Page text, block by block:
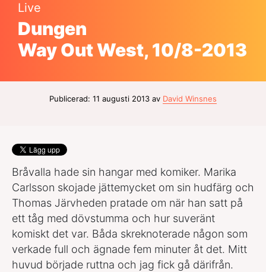
Live
Dungen
Way Out West, 10/8-2013
Publicerad: 11 augusti 2013 av David Winsnes
Bråvalla hade sin hangar med komiker. Marika
Carlsson skojade jättemycket om sin hudfärg och
Thomas Järvheden pratade om när han satt på
ett tåg med dövstumma och hur suveränt
komiskt det var. Båda skreknoterade någon som
verkade full och ägnade fem minuter åt det. Mitt
huvud började ruttna och jag fick gå därifrån.